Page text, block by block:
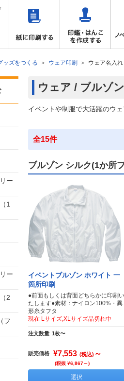
ッズをつくる ウェア印刷 ウェア名入
ウェア / ブルゾ
イベントや制服で大活躍のウ
全15件
ブルゾン シルク(1か所
イベントブルゾン ホワイト 一
箇所印刷
●前面もしくは背面どちらかに印刷い
たします●素材：ナイロン100%・異
形糸タフタ
現在 Lサイズ,XLサイズ品切れ中
注文数量 1枚〜
販売価格 ¥7,553 (税込) ～
(税抜 ¥6,867～)
選択
ー
1
ー
2
フ